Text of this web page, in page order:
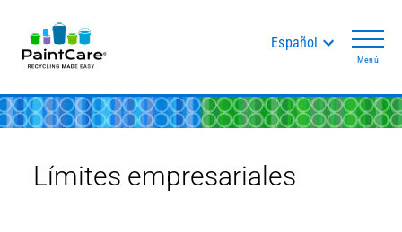
Español
Menú
Límites empresariales